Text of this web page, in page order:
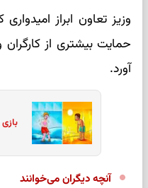
وزیز تعاون ابراز
حمایت بیشتری از
آورد.
آنچه دیگران می‌خوانند